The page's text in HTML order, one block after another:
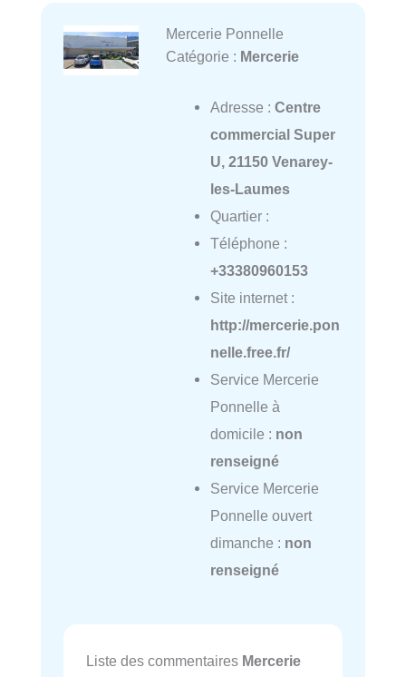
Mercerie Ponnelle
Catégorie : Mercerie
Adresse : Centre
commercial Super
U, 21150 Venarey-
les-Laumes
Quartier :
Téléphone :
+33380960153
Site internet :
http://mercerie.pon
nelle.free.fr/
Service Mercerie
Ponnelle à
domicile : non
renseigné
Service Mercerie
Ponnelle ouvert
dimanche : non
renseigné
Liste des commentaires Mercerie